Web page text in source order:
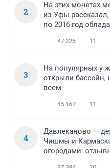
2
На этих монетах
из Уфы рассказал,
по 2016 год
47 225 11
3
На популярных у
открыли бассейн,
всем
45 167 11
4
Давлеканово —
Чишмы и
огородами: